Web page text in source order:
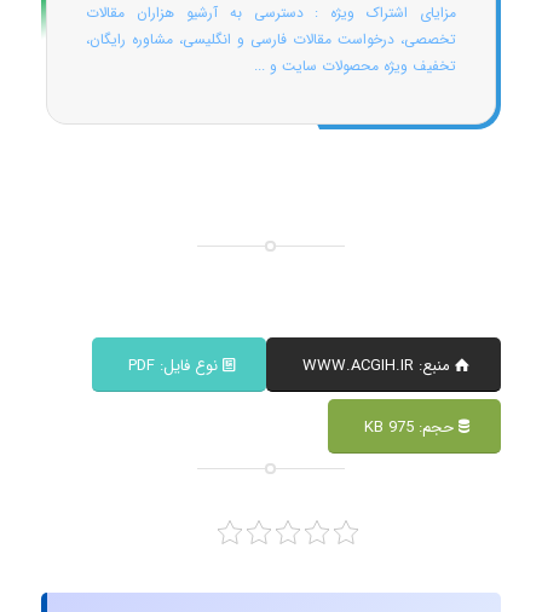
مزایای اشتراک ویژه : دسترسی به آرشیو هزاران مقالات
تخصصی، درخواست مقالات فارسی و انگلیسی، مشاوره رایگان،
تخفیف ویژه محصولات سایت و ...
منبع: WWW.ACGIH.IR نوع فایل: PDF
حجم: 975 KB